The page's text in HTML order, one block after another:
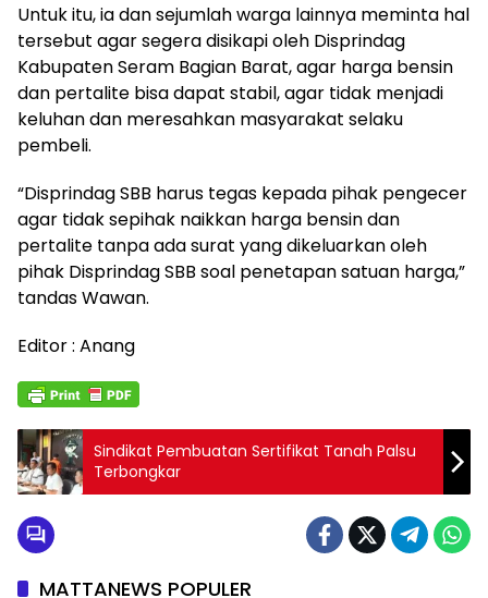
Untuk itu, ia dan sejumlah warga lainnya meminta hal
tersebut agar segera disikapi oleh Disprindag
Kabupaten Seram Bagian Barat, agar harga bensin
dan pertalite bisa dapat stabil, agar tidak menjadi
keluhan dan meresahkan masyarakat selaku
pembeli.
“Disprindag SBB harus tegas kepada pihak pengecer
agar tidak sepihak naikkan harga bensin dan
pertalite tanpa ada surat yang dikeluarkan oleh
pihak Disprindag SBB soal penetapan satuan harga,”
tandas Wawan.
Editor : Anang
Sindikat Pembuatan Sertifikat Tanah Palsu
Terbongkar
MATTANEWS POPULER